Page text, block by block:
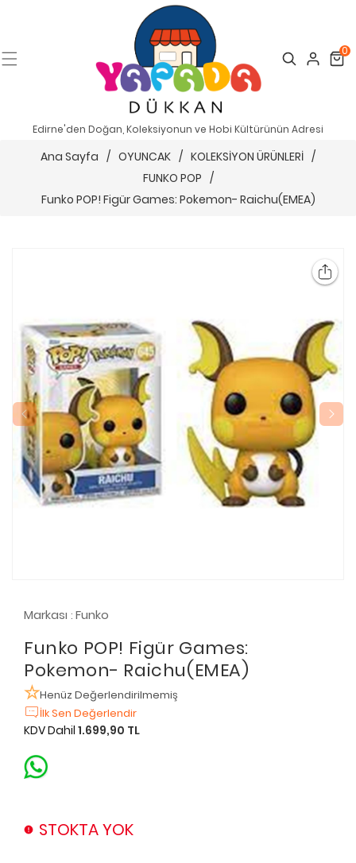
Search Cart
0
Edirne'den Doğan, Koleksiyonun ve Hobi Kültürünün Adresi
Ana Sayfa / OYUNCAK / KOLEKSİYON ÜRÜNLERİ /
FUNKO POP /
Funko POP! Figür Games: Pokemon- Raichu(EMEA)
Markası : Funko
Funko POP! Figür Games:
Pokemon- Raichu(EMEA)
Henüz Değerlendirilmemiş
İlk Sen Değerlendir
KDV Dahil 1.699,90 TL
STOKTA YOK